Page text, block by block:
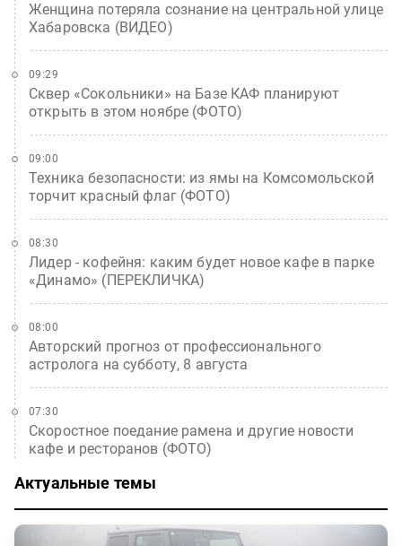
Женщина потеряла сознание на центральной улице
Хабаровска (ВИДЕО)
Сквер «Сокольники» на Базе КАФ планируют
открыть в этом ноябре (ФОТО)
09:29
Техника безопасности: из ямы на Комсомольской
торчит красный флаг (ФОТО)
09:00
Лидер - кофейня: каким будет новое кафе в парке
«Динамо» (ПЕРЕКЛИЧКА)
08:30
Авторский прогноз от профессионального
астролога на субботу, 8 августа
08:00
Скоростное поедание рамена и другие новости
кафе и ресторанов (ФОТО)
07:30
Актуальные темы